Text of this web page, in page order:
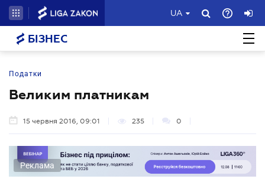
UA
БІЗНЕС
Податки
Великим платникам
15 червня 2016, 09:01 235 0
Реклама